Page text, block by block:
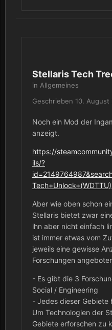
Stellaris Tech
in Allgemeines
Geschrieben 10. August
Noch ein Mod der
anzeigt.
https://
ils/?
Tech+Unlock+(WDTTU)
Aber wie oben schon
Stellaris bietet zwar
ihn aber nicht einfach
ist immer etwas vom
jeweils eine gewisse
Forschungen
- Es gibt die 3
Social / Engineering
- Jedes dieser Gebiete
Um Technologien der
Gebiete erforschen zu